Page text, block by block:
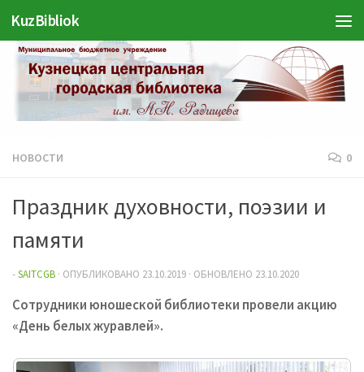
Перейти к содержимому
KuzBibliok
НОВОСТИ 0
Праздник духовности, поэзии и
памяти
-SAITCGB · ОПУБЛИКОВАНО 23.10.2019 · ОБНОВЛЕНО 23.10.2020
Сотрудники юношеской библиотеки провели акцию
«День белых журавлей».